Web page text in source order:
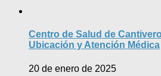
Centro de Salud de
Ubicación y Atención Médica
20 de enero de 2025